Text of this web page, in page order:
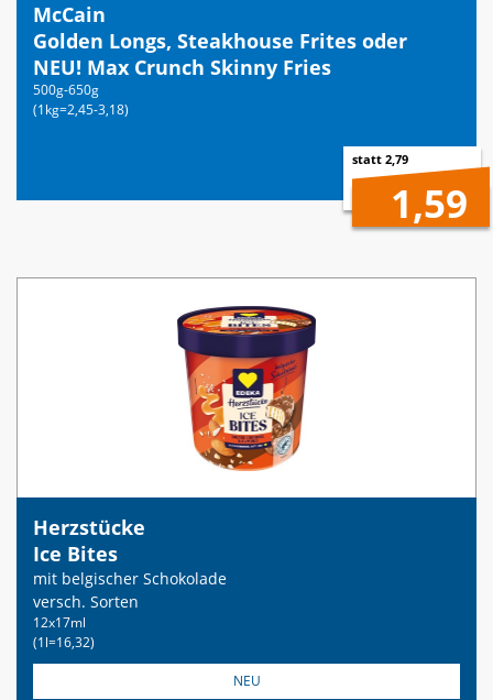
McCain
Golden Longs, Steakhouse Frites oder
NEU! Max Crunch Skinny Fries
500g-650g
(1kg=2,45-3,18)
statt 2,79
1,59
Herzstücke
Ice Bites
mit belgischer Schokolade
versch. Sorten
12x17ml
(1l=16,32)
NEU